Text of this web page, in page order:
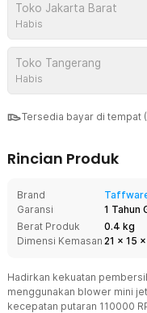
Toko Jakarta Barat
Habis
Toko Tangerang
Habis
Tersedia bayar di tempat
Rincian Produk
Brand
Garansi
1 Tahun
Berat Produk
0.4 kg
Dimensi Kemasan 21 x 15 x
Hadirkan kekuatan
menggunakan blower mini
kecepatan putaran 110000